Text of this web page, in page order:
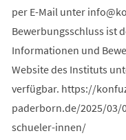
per E-Mail unter info
Bewerbungsschluss ist
Informationen und
Website des Instituts
verfügbar. https://
paderborn.de/2025/03/
schueler-innen/